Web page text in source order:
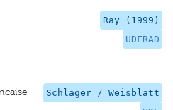
Ray (1999)
UDFRAD
Schlager / Weisblatt